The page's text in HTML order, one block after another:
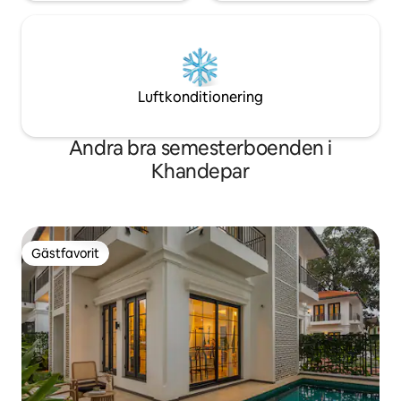
Luftkonditionering
Andra bra semesterboenden i
Khandepar
Gästfavorit
Gästfavorit